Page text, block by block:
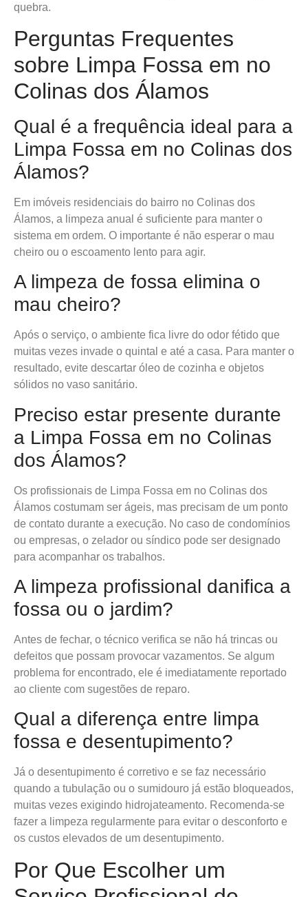
quebra.
Perguntas Frequentes
sobre Limpa Fossa em no
Colinas dos Álamos
Qual é a frequência ideal para a
Limpa Fossa em no Colinas dos
Álamos?
Em imóveis residenciais do bairro no Colinas dos
Álamos, a limpeza anual é suficiente para manter o
sistema em ordem. O importante é não esperar o mau
cheiro ou o escoamento lento para agir.
A limpeza de fossa elimina o
mau cheiro?
Após o serviço, o ambiente fica livre do odor fétido que
muitas vezes invade o quintal e até a casa. Para manter o
resultado, evite descartar óleo de cozinha e objetos
sólidos no vaso sanitário.
Preciso estar presente durante
a Limpa Fossa em no Colinas
dos Álamos?
Os profissionais de Limpa Fossa em no Colinas dos
Álamos costumam ser ágeis, mas precisam de um ponto
de contato durante a execução. No caso de condomínios
ou empresas, o zelador ou síndico pode ser designado
para acompanhar os trabalhos.
A limpeza profissional danifica a
fossa ou o jardim?
Antes de fechar, o técnico verifica se não há trincas ou
defeitos que possam provocar vazamentos. Se algum
problema for encontrado, ele é imediatamente reportado
ao cliente com sugestões de reparo.
Qual a diferença entre limpa
fossa e desentupimento?
Já o desentupimento é corretivo e se faz necessário
quando a tubulação ou o sumidouro já estão bloqueados,
muitas vezes exigindo hidrojateamento. Recomenda-se
fazer a limpeza regularmente para evitar o desconforto e
os custos elevados de um desentupimento.
Por Que Escolher um